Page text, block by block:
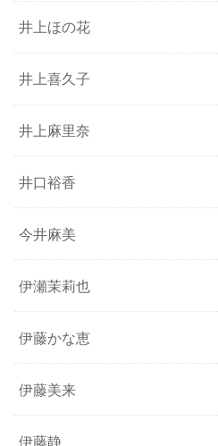
井上ほの花
井上喜久子
井上麻里奈
井口裕香
今井麻美
伊瀬茉莉也
伊藤かな恵
伊藤美来
伊藤静